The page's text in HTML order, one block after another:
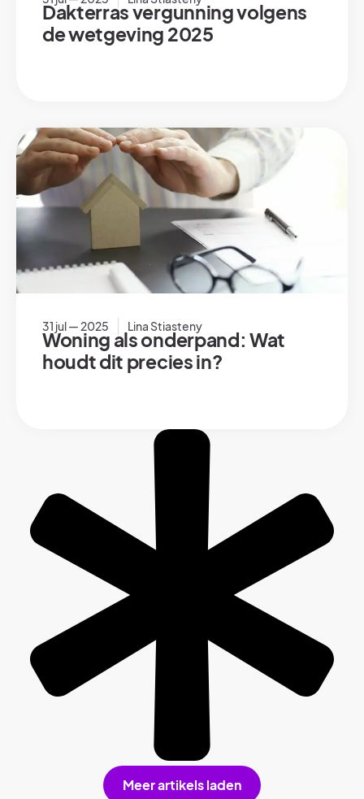
Dakterras vergunning volgens
de wetgeving 2025
31 jul — 2025 Lina Stiasteny
Woning als onderpand: Wat
houdt dit precies in?
Meer artikels laden